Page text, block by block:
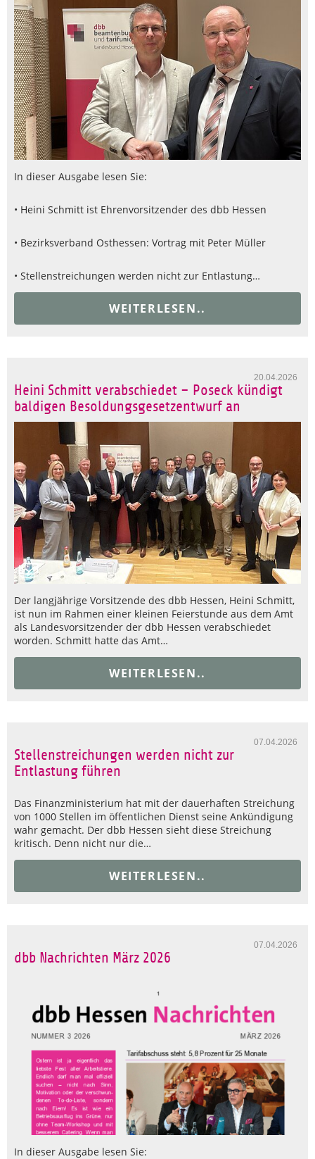
In dieser Ausgabe lesen Sie:
• Heini Schmitt ist Ehrenvorsitzender des dbb Hessen
• Bezirksverband Osthessen: Vortrag mit Peter Müller
• Stellenstreichungen werden nicht zur Entlastung…
WEITERLESEN..
20.04.2026
Heini Schmitt verabschiedet – Poseck kündigt
baldigen Besoldungsgesetzentwurf an
Der langjährige Vorsitzende des dbb Hessen, Heini Schmitt,
ist nun im Rahmen einer kleinen Feierstunde aus dem Amt
als Landesvorsitzender der dbb Hessen verabschiedet
worden. Schmitt hatte das Amt…
WEITERLESEN..
07.04.2026
Stellenstreichungen werden nicht zur
Entlastung führen
Das Finanzministerium hat mit der dauerhaften Streichung
von 1000 Stellen im öffentlichen Dienst seine Ankündigung
wahr gemacht. Der dbb Hessen sieht diese Streichung
kritisch. Denn nicht nur die…
WEITERLESEN..
07.04.2026
dbb Nachrichten März 2026
In dieser Ausgabe lesen Sie: